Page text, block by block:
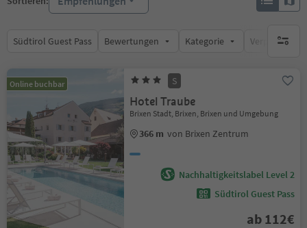
Südtirol Guest Pass Bewertungen Kategorie keine
Online buchbar S
Hotel Traube
Brixen Stadt, Brixen, Brixen und Umgebung
366 m von Brixen Zentrum
Nachhaltigkeitslabel Level 2
Südtirol Guest Pass
ab 112€